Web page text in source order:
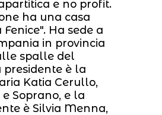
e no profit.
ha una casa
Ha sede a
in provincia
spalle del
presidente è la
Katia Cerullo,
Soprano, e la
è Silvia Menna,